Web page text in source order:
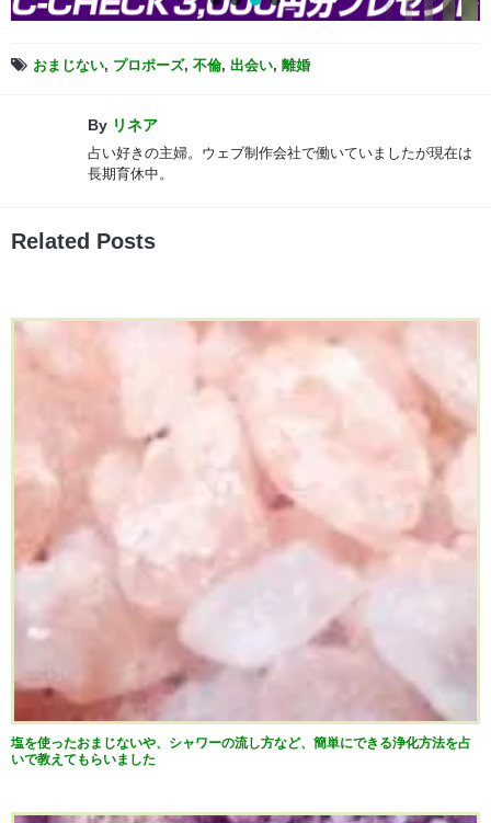
おまじない, プロポーズ, 不倫, 出会い, 離婚
By リネア
占い好きの主婦。ウェブ制作会社で働いていましたが現在は
長期育休中。
Related Posts
塩を使ったおまじないや、シャワーの流し方など、簡単にできる浄化方法を占
いで教えてもらいました